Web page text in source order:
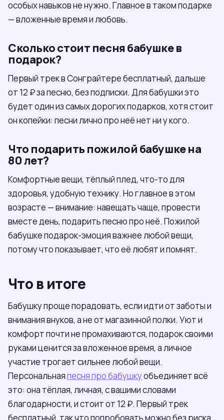
особых навыков не нужно. Главное в таком подарке
— вложенные время и любовь.
Сколько стоит песня бабушке в
подарок?
Первый трек в Сонграйтере бесплатный, дальше
от 12 ₽ за песню, без подписки. Для бабушки это
будет один из самых дорогих подарков, хотя стоит
он копейки: песни лично про неё нет ни у кого.
Что подарить пожилой бабушке на
80 лет?
Комфортные вещи, тёплый плед, что-то для
здоровья, удобную технику. Но главное в этом
возрасте — внимание: навещать чаще, провести
вместе день, подарить песню про неё. Пожилой
бабушке подарок-эмоция важнее любой вещи,
потому что показывает, что её любят и помнят.
Что в итоге
Бабушку проще порадовать, если идти от заботы и
внимания внуков, а не от магазинной полки. Уют и
комфорт почти не промахиваются, подарок своими
руками ценится за вложенное время, а личное
участие трогает сильнее любой вещи.
Персональнаяпесня про бабушкуобъединяет всё
это: она тёплая, личная, с вашими словами
благодарности, и стоит от 12 ₽. Первый трек